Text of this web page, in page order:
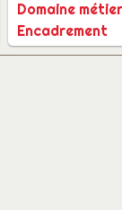
Domaine
Encadrement